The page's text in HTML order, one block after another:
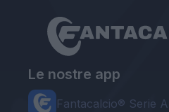
Le nostre app
Fantacalcio® Serie